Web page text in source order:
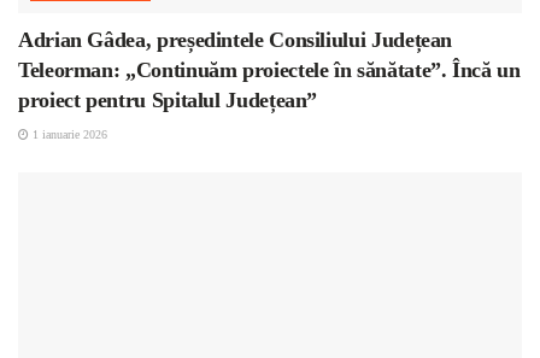
Adrian Gâdea, președintele Consiliului Județean
Teleorman: „Continuăm proiectele în sănătate”. Încă un
proiect pentru Spitalul Județean”
1 ianuarie 2026